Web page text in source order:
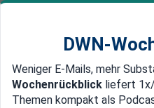
Newsticker MEIN DWN:
Edelmetalle
DWN-
Weniger E-Mails, mehr
Wochenrückblick liefert
Themen kompakt als